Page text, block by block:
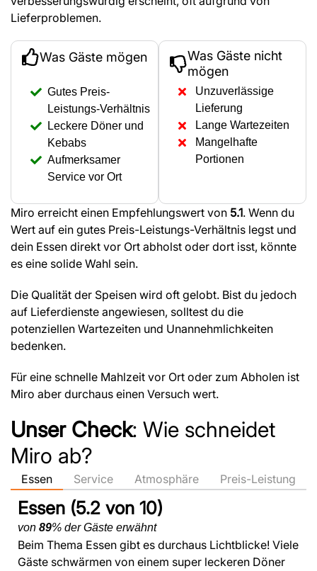
Lieferproblemen.
Was Gäste mögen
Gutes Preis-
Leistungs-Verhältnis
Leckere Döner und
Kebabs
Aufmerksamer
Service vor Ort
Was Gäste nicht
mögen
Unzuverlässige
Lieferung
Lange Wartezeiten
Mangelhafte
Portionen
Miro erreicht einen Empfehlungswert von 5.1. Wenn du
Wert auf ein gutes Preis-Leistungs-Verhältnis legst und
dein Essen direkt vor Ort abholst oder dort isst, könnte
es eine solide Wahl sein.
Die Qualität der Speisen wird oft gelobt. Bist du jedoch
auf Lieferdienste angewiesen, solltest du die
potenziellen Wartezeiten und Unannehmlichkeiten
bedenken.
Für eine schnelle Mahlzeit vor Ort oder zum Abholen ist
Miro aber durchaus einen Versuch wert.
Unser Check: Wie schneidet
Miro ab?
Essen Service Atmosphäre Preis-Leistung
Essen (5.2 von 10)
von 89% der Gäste erwähnt
Beim Thema Essen gibt es durchaus Lichtblicke! Viele
Gäste schwärmen von einem super leckeren Döner